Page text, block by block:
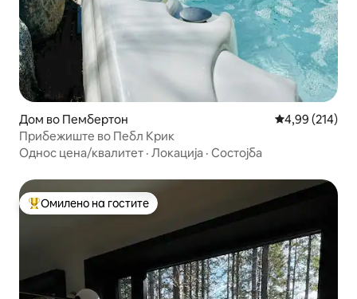
Дом во Пембертон Просечна
4,99 (214)
Прибежиште во Пебл Крик
Однос цена/квалитет · Локација · Состојба
Меѓу најуспешните „Омилени на гостите“
Омилено на гостите